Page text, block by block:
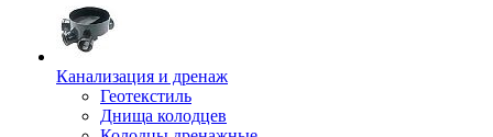
Канализация и дренаж
Геотекстиль
Днища колодцев